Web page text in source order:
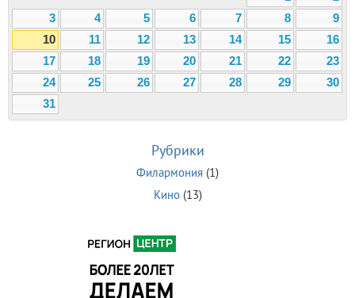
3
4 5 6 7 8
9
10
11 12 13 14 15
16
17
18 19 20 21 22
23
24
25 26 27 28 29
30
31
Рубрики
Филармония (1)
Кино(13)